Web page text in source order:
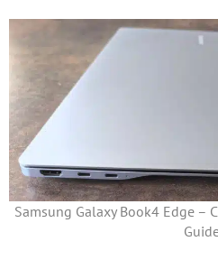
Samsung Galaxy Book4 Edge –